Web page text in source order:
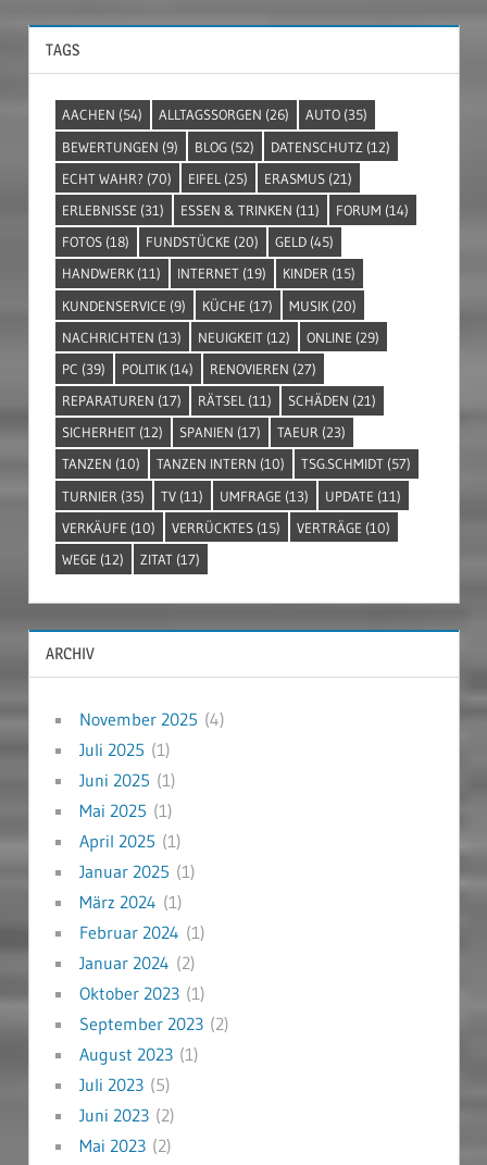
TAGS
AACHEN (54) ALLTAGSSORGEN (26) AUTO (35)
BEWERTUNGEN (9) BLOG (52) DATENSCHUTZ (12)
ECHT WAHR? (70) EIFEL (25) ERASMUS (21)
ERLEBNISSE (31) ESSEN & TRINKEN (11) FORUM (14)
FOTOS (18) FUNDSTÜCKE (20) GELD (45)
HANDWERK (11) INTERNET (19) KINDER (15)
KUNDENSERVICE (9) KÜCHE (17) MUSIK (20)
NACHRICHTEN (13) NEUIGKEIT (12) ONLINE (29)
PC (39) POLITIK (14) RENOVIEREN (27)
REPARATUREN (17) RÄTSEL (11) SCHÄDEN (21)
SICHERHEIT (12) SPANIEN (17) TAEUR (23)
TANZEN (10) TANZEN INTERN (10) TSG.SCHMIDT (57)
TURNIER (35) TV (11) UMFRAGE (13) UPDATE (11)
VERKÄUFE (10) VERRÜCKTES (15) VERTRÄGE (10)
WEGE (12) ZITAT (17)
ARCHIV
November 2025 (4)
Juli 2025 (1)
Juni 2025 (1)
Mai 2025 (1)
April 2025 (1)
Januar 2025 (1)
März 2024 (1)
Februar 2024 (1)
Januar 2024 (2)
Oktober 2023(1)
September 2023(2)
August 2023(1)
Juli 2023(5)
Juni 2023(2)
Mai 2023(2)